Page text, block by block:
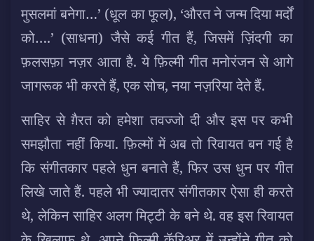
मुसलमां बनेगा…’ (धूल का फूल), ‘औरत ने जन्म दिया मर्दों
को….’ (साधना) जैसे कई गीत हैं, जिसमें ज़िंदगी का
फ़लसफ़ा नज़र आता है. ये फ़िल्मी गीत मनोरंजन से आगे
जागरूक भी करते हैं, एक सोच, नया नज़रिया देते हैं.
साहिर से ग़ैरत को हमेशा तवज्जो दी और इस पर कभी
समझौता नहीं किया. फ़िल्मों में अब तो रिवायत बन गई है
कि संगीतकार पहले धुन बनाते हैं, फिर उस धुन पर गीत
लिखे जाते हैं. पहले भी ज्यादातर संगीतकार ऐसा ही करते
थे, लेकिन साहिर अलग मिट्टी के बने थे. वह इस रिवायत